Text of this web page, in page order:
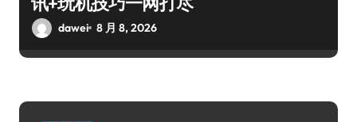
dawei 8 月 8, 2026